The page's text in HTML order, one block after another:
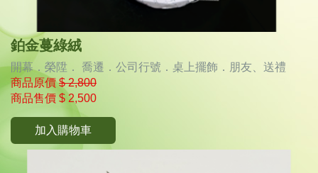
鉑金蔓綠絨
開幕．榮陞． 喬遷．公司行號．桌上擺飾．朋友、送禮
商品原價 $ 2,800
商品售價 $ 2,500
加入購物車